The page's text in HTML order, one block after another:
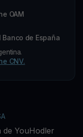
OAM
Banco de España
CNV.
de YouHodler